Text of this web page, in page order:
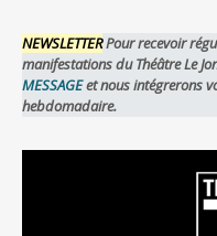
NEWSLETTERPour recevoir
manifestations du Théâtre Le
MESSAGEet nous intégrerons
hebdomadaire.